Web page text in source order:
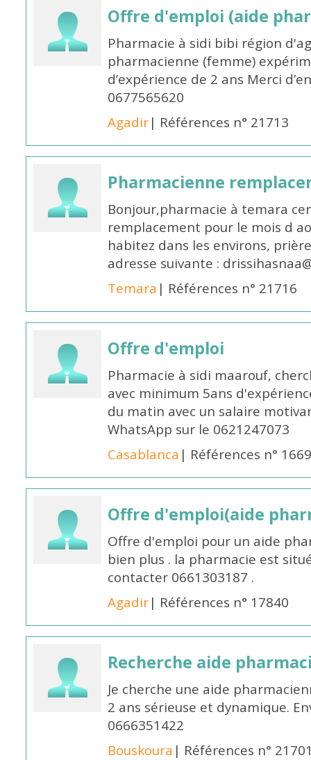
Offre d'emploi (aide
Pharmacie à sidi bibi région
pharmacienne (femme)
d’expérience de 2 ans Merci
0677565620
Agadir| Références n° 21713
Pharmacienne
Bonjour,pharmacie à temara
remplacement pour le mois d
habitez dans les environs,
adresse suivante :
Temara | Références n° 21716
Offre d'emploi
Pharmacie à sidi maarouf,
avec minimum 5ans
du matin avec un salaire
WhatsApp sur le 0621247073
Casablanca | Références n°
Offre d'emploi(aide
Offre d'emploi pour un aide
bien plus . la pharmacie est
contacter 0661303187 .
Agadir| Références n° 17840
Recherche aide
Je cherche une aide
2 ans sérieuse et dynamique.
0666351422
Bouskoura | Références n°